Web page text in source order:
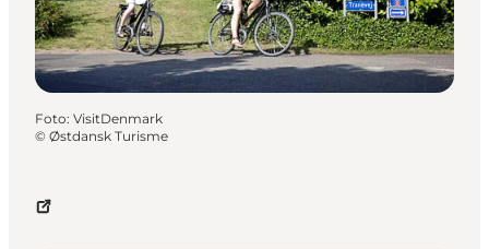
Foto: VisitDenmark
© Østdansk Turisme